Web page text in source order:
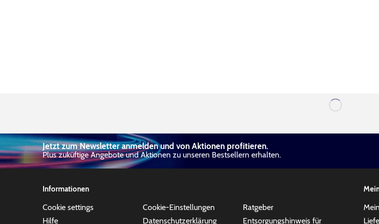
Jetzt zum Newsletter anmelden und von Aktionen profitieren.
Plus zuküftige Angebote und Aktionen zu unseren Bestsellern erhalten.
Informationen
Cookie settings Cookie-Einstellungen
Ratgeber
Hilfe
Datenschutzerklärung Entsorgungshinweis für